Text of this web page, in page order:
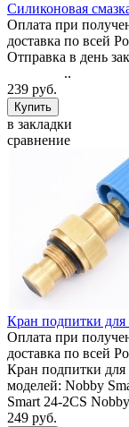
Силиконовая
Оплата при
доставка по всей
Отправка в день
..
239 руб.
в закладки
сравнение
Кран подпитки для
Оплата при
доставка по всей
Кран подпитки для
моделей: Nobby
Smart 24-2CS
249 руб.